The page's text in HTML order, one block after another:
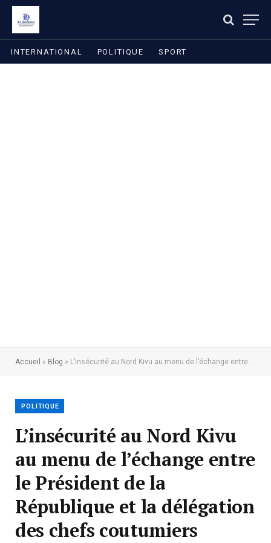
INTERNATIONAL POLITIQUE SPORT
Accueil » Blog » L’insécurité au Nord Kivu au menu de l’échange entre le Président de la République et la délégation des chefs coutumiers
POLITIQUE
L’insécurité au Nord Kivu
au menu de l’échange entre
le Président de la
République et la délégation
des chefs coutumiers